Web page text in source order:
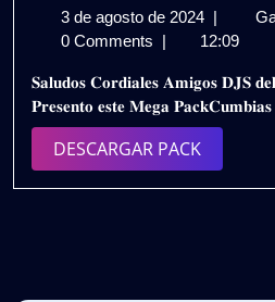
3 de agosto de 2024 3
de
de
2024
0 Comments
12:09
𝐒𝐚𝐥𝐮𝐝𝐨𝐬 𝐂𝐨𝐫𝐝𝐢𝐚𝐥𝐞𝐬 𝐀𝐦𝐢𝐠𝐨𝐬 𝐃𝐉𝐒
𝐏𝐫𝐞𝐬𝐞𝐧𝐭𝐨 𝐞𝐬𝐭𝐞 𝐌𝐞𝐠𝐚 𝐏𝐚𝐜𝐤𝐂𝐮𝐦𝐛𝐢𝐚𝐬
DESCARGAR PACK
PACK